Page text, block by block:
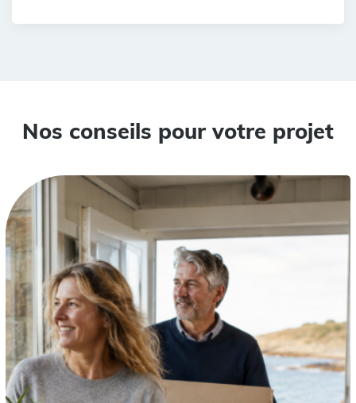
Nos conseils pour votre projet